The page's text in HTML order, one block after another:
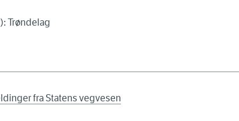
Trøndelag
fra Statens vegvesen